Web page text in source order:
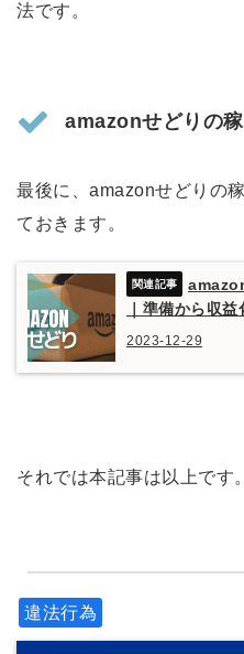
法です。
amazonせどりの
最後に、amazonせどりの
ておきます。
｜準備から収
2023-12-29
それでは本記事は以上です。
違法行為